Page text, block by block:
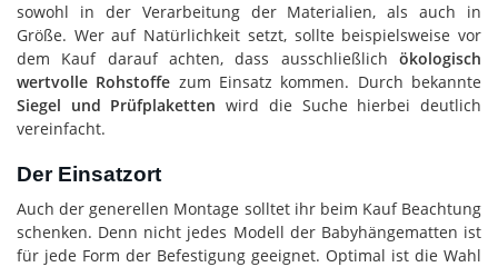
sowohl in der Verarbeitung der Materialien, als auch in
Größe. Wer auf Natürlichkeit setzt, sollte beispielsweise vor
dem Kauf darauf achten, dass ausschließlich ökologisch
wertvolle Rohstoffe zum Einsatz kommen. Durch bekannte
Siegel und Prüfplaketten wird die Suche hierbei deutlich
vereinfacht.
Der Einsatzort
Auch der generellen Montage solltet ihr beim Kauf Beachtung
schenken. Denn nicht jedes Modell der Babyhängematten ist
für jede Form der Befestigung geeignet. Optimal ist die Wahl